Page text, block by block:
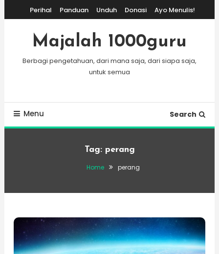
To
Content
Perihal Panduan Unduh Donasi Ayo Menulis!
Majalah 1000guru
Berbagi pengetahuan, dari mana saja, dari siapa saja,
untuk semua
Menu Search
Tag: perang
Home perang